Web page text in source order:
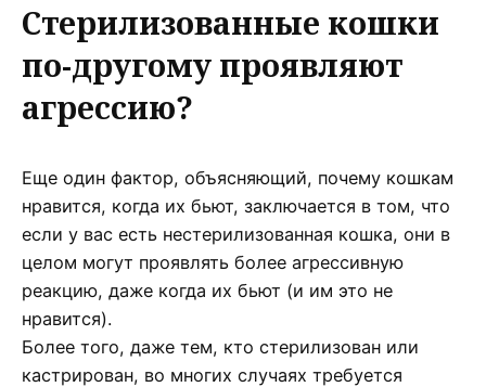
Стерилизованные кошки
по-другому проявляют
агрессию?
Еще один фактор, объясняющий, почему кошкам
нравится, когда их бьют, заключается в том, что
если у вас есть нестерилизованная кошка, они в
целом могут проявлять более агрессивную
реакцию, даже когда их бьют (и им это не
нравится).
Более того, даже тем, кто стерилизован или
кастрирован, во многих случаях требуется